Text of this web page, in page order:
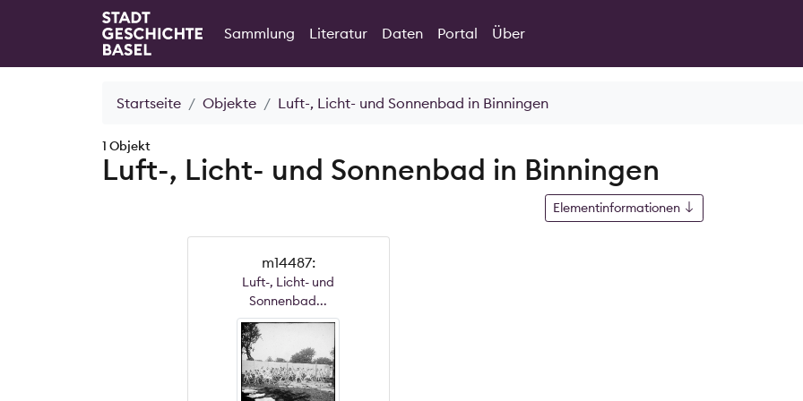
Sammlung Literatur Daten Portal
Über
Startseite Objekte Luft-, Licht- und Sonnenbad in Binningen
1 Objekt
Luft-, Licht- und Sonnenbad in Binningen
Elementinformationen
m14487:
Luft-, Licht- und
Sonnenbad...